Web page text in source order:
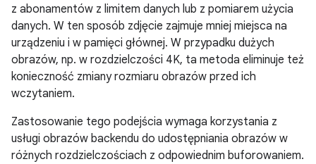
z abonamentów z limitem danych lub z pomiarem użycia
danych. W ten sposób zdjęcie zajmuje mniej miejsca na
urządzeniu i w pamięci głównej. W przypadku dużych
obrazów, np. w rozdzielczości 4K, ta metoda eliminuje też
konieczność zmiany rozmiaru obrazów przed ich
wczytaniem.
Zastosowanie tego podejścia wymaga korzystania z
usługi obrazów backendu do udostępniania obrazów w
różnych rozdzielczościach z odpowiednim buforowaniem.